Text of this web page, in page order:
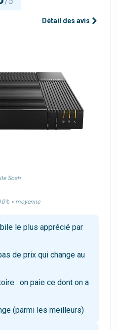
Détail des avis
Sosh
10% <moyenne
le plus apprécié par
de prix qui change au
: on paie ce dont on a
(parmi les meilleurs)